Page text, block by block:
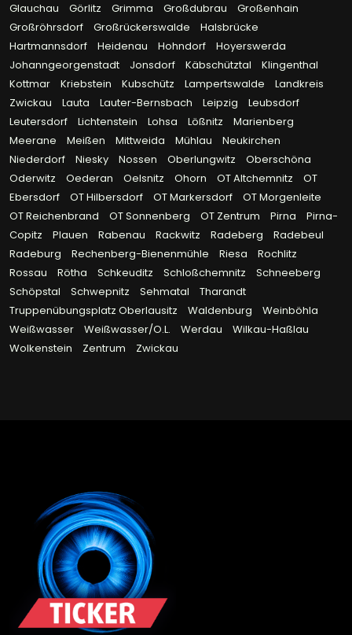
Glauchau
Görlitz Grimma Großdubrau
Großenhain
Großröhrsdorf
Großrückerswalde
Halsbrücke
Hartmannsdorf
Heidenau Hohndorf
Hoyerswerda
Johanngeorgenstadt
Jonsdorf Käbschütztal
Klingenthal
Kottmar
Kriebstein Kubschütz Lampertswalde
Landkreis
Zwickau
Lauta Lauter-Bernsbach Leipzig
Leubsdorf
Leutersdorf
Lichtenstein Lohsa Lößnitz
Marienberg
Meerane
Meißen Mittweida Mühlau
Neukirchen
Niederdorf
Niesky Nossen Oberlungwitz
Oberschöna
Oderwitz
Oederan Oelsnitz Ohorn OT Altchemnitz
OT
Ebersdorf
OT Hilbersdorf OT Markersdorf
OT Morgenleite
OT Reichenbrand
OT Sonnenberg OT Zentrum Pirna
Pirna-
Copitz
Plauen Rabenau Rackwitz Radeberg
Radebeul
Radeburg
Rechenberg-Bienenmühle Riesa
Rochlitz
Rossau
Rötha Schkeuditz Schloßchemnitz
Schneeberg
Schöpstal
Schwepnitz Sehmatal
Tharandt
Truppenübungsplatz Oberlausitz
Waldenburg
Weinböhla
Weißwasser
Weißwasser/O.L. Werdau
Wilkau-Haßlau
Wolkenstein
Zentrum Zwickau